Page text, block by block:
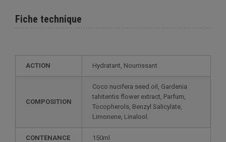
Fiche technique
ACTION Hydratant, Nourrissant
COMPOSITION
Coco nucifera seed oil, Gardenia
tahitentis flower extract, Parfum,
Tocopherols, Benzyl Salicylate,
Limonene, Linalool.
CONTENANCE 150ml